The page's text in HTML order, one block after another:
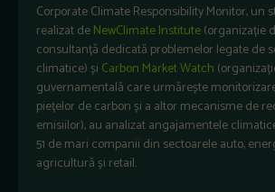
Corporate Climate Responsibility Monitor, un
realizat deNewClimate Institute(organizație
consultanță dedicată problemelor legate de
climatice) și Carbon Market Watch
guvernamentală care urmărește
piețelor de carbon și a altor mecanisme de
emisiilor), au analizat angajamentele
51 de mari companii din sectoarele auto,
agricultură și retail.